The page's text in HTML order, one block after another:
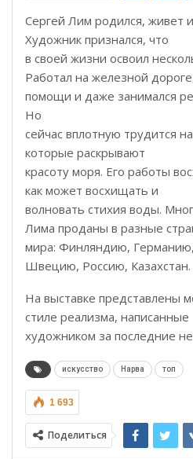
Сергей Лим родился, живет
Художник признался, что
в своей жизни освоил
Работал на железной
помощи и даже занимался
Но
сейчас вплотную трудится
которые раскрывают
красоту моря. Его работы
как может восхищать и
волновать стихия воды.
Лима проданы в разные
мира: Финляндию,
Швецию, Россию, Казахстан.
На выставке представлены
стиле реализма, написанные
художником за последние
искусство Нарва топ
1 693
Поделиться